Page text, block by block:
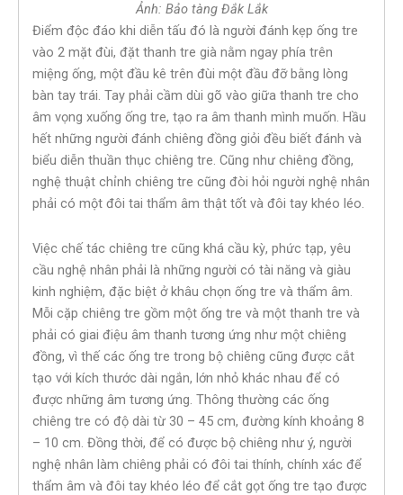
Ảnh: Bảo tàng Đắk Lắk
Điểm độc đáo khi diễn tấu đó là người đánh kẹp ống tre
vào 2 mặt đùi, đặt thanh tre già nằm ngay phía trên
miệng ống, một đầu kê trên đùi một đầu đỡ bằng lòng
bàn tay trái. Tay phải cầm dùi gõ vào giữa thanh tre cho
âm vọng xuống ống tre, tạo ra âm thanh mình muốn. Hầu
hết những người đánh chiêng đồng giỏi đều biết đánh và
biểu diễn thuần thục chiêng tre. Cũng như chiêng đồng,
nghệ thuật chỉnh chiêng tre cũng đòi hỏi người nghệ nhân
phải có một đôi tai thẩm âm thật tốt và đôi tay khéo léo.
Việc chế tác chiêng tre cũng khá cầu kỳ, phức tạp, yêu
cầu nghệ nhân phải là những người có tài năng và giàu
kinh nghiệm, đặc biệt ở khâu chọn ống tre và thẩm âm.
Mỗi cặp chiêng tre gồm một ống tre và một thanh tre và
phải có giai điệu âm thanh tương ứng như một chiêng
đồng, vì thế các ống tre trong bộ chiêng cũng được cắt
tạo với kích thước dài ngắn, lớn nhỏ khác nhau để có
được những âm tương ứng. Thông thường các ống
chiêng tre có độ dài từ 30 – 45 cm, đường kính khoảng 8
– 10 cm. Đồng thời, để có được bộ chiêng như ý, người
nghệ nhân làm chiêng phải có đôi tai thính, chính xác để
thẩm âm và đôi tay khéo léo để cắt gọt ống tre tạo được